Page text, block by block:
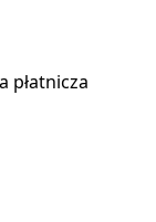
płatnicza